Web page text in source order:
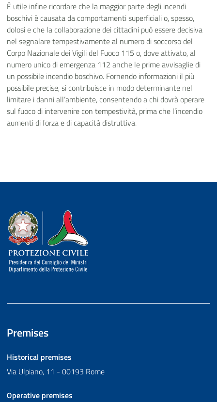
È utile infine ricordare che la maggior parte degli incendi
boschivi è causata da comportamenti superficiali o, spesso,
dolosi e che la collaborazione dei cittadini può essere decisiva
nel segnalare tempestivamente al numero di soccorso del
Corpo Nazionale dei Vigili del Fuoco 115 o, dove attivato, al
numero unico di emergenza 112 anche le prime avvisaglie di
un possibile incendio boschivo. Fornendo informazioni il più
possibile precise, si contribuisce in modo determinante nel
limitare i danni all’ambiente, consentendo a chi dovrà operare
sul fuoco di intervenire con tempestività, prima che l’incendio
aumenti di forza e di capacità distruttiva.
Dipartimento della Protezione Civile
Premises
Historical premises
Via Ulpiano, 11 - 00193 Rome
Operative premises